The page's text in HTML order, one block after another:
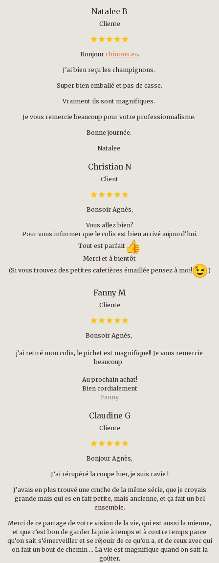
Natalee B
Cliente
Bonjour chinons.eu.
J'ai bien reçu les champignons.
Super bien emballé et pas de casse.
Vraiment ils sont magnifiques.
Je vous remercie beaucoup pour votre professionnalisme.
Bonne journée.
Natalee
Christian N
Client
Bonsoir Agnès,
Vous allez bien?
Pour vous informer que le colis est bien arrivé aujourd'hui.
Tout est parfait
Merci et à bientôt
(Si vous trouvez des petites cafetières émaillée pensez à moi!
)
Fanny M
Cliente
Bonsoir Agnès,
j'ai retiré mon colis, le pichet est magnifique!! Je vous remercie
beaucoup.
Au prochain achat!
Bien cordialement
Fanny
Claudine G
Cliente
Bonjour Agnès,
J’ai récupéré la coupe hier, je suis ravie !
J’avais en plus trouvé une cruche de la même série, que je croyais
grande mais qui es en fait petite, mais ancienne, et ça fait un bel
ensemble.
Merci de ce partage de votre vision de la vie, qui est aussi la mienne,
et que c’est bon de garder la joie à temps et à contre temps parce
qu’on sait s’émerveiller et se réjouir de ce qu’on a, et de ceux avec qui
on fait un bout de chemin … La vie est magnifique quand on sait la
goûter.